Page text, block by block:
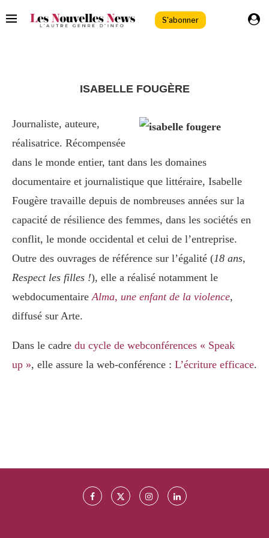
S'abonner
ISABELLE FOUGÈRE
Journaliste, auteure,
réalisatrice. Récompensée
dans le monde entier, tant dans les domaines
documentaire et journalistique que littéraire, Isabelle
Fougère travaille depuis de nombreuses années sur la
capacité de résilience des femmes, dans les sociétés en
conflit, le monde occidental et celui de l’entreprise.
Outre des ouvrages de référence sur l’égalité (18 ans,
Respect les filles !), elle a réalisé notamment le
webdocumentaireAlma, une enfant de la violence,
diffusé sur Arte.
Dans le cadre du cycle de webconférences « Speak
up », elle assure la web-conférence : L’écriture efficace.